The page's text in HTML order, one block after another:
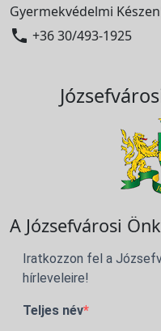
Gyermekvédelmi
 +36 30/493-1925
A Józsefvárosi
Iratkozzon fel a
hírleveleire!
Teljes név